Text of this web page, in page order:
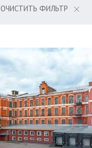
ОЧИСТИТЬ ФИЛЬТР